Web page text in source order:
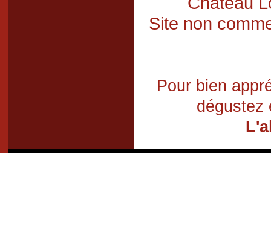
Site non
Pour bien
dégustez